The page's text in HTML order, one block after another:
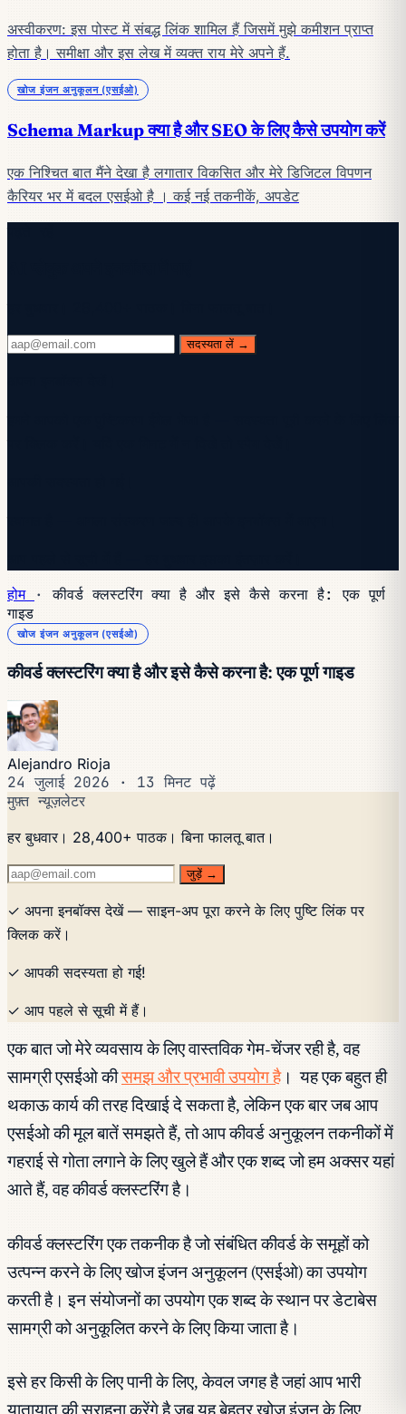
अस्वीकरण: इस पोस्ट में संबद्ध लिंक शामिल हैं जिसमें मुझे कमीशन प्राप्त
होता है। समीक्षा और इस लेख में व्यक्त राय मेरे अपने हैं.
खोज इंजन अनुकूलन (एसईओ)
Schema Markup क्या है और SEO के लिए कैसे उपयोग करें
एक निश्चित बात मैंने देखा है लगातार विकसित और मेरे डिजिटल विपणन
कैरियर भर में बदल एसईओ है । कई नई तकनीकें, अपडेट
सदस्यता लें →
होम ·
कीवर्ड क्लस्टरिंग क्या है और इसे कैसे करना है: एक पूर्ण
गाइड
खोज इंजन अनुकूलन (एसईओ)
कीवर्ड क्लस्टरिंग क्या है और इसे कैसे करना है: एक पूर्ण गाइड
Alejandro Rioja
24 जुलाई 2026 ·
13 मिनट पढ़ें
मुफ़्त न्यूज़लेटर
हर बुधवार। 28,400+ पाठक। बिना फालतू बात।
जुड़ें →
✓ अपना इनबॉक्स देखें — साइन-अप पूरा करने के लिए पुष्टि लिंक पर
क्लिक करें।
✓ आपकी सदस्यता हो गई!
✓ आप पहले से सूची में हैं।
एक बात जो मेरे व्यवसाय के लिए वास्तविक गेम-चेंजर रही है, वह
सामग्री एसईओ कीसमझ और प्रभावी उपयोग है। यह एक बहुत ही
थकाऊ कार्य की तरह दिखाई दे सकता है, लेकिन एक बार जब आप
एसईओ की मूल बातें समझते हैं, तो आप कीवर्ड अनुकूलन तकनीकों में
गहराई से गोता लगाने के लिए खुले हैं और एक शब्द जो हम अक्सर यहां
आते हैं, वह कीवर्ड क्लस्टरिंग है।
कीवर्ड क्लस्टरिंग एक तकनीक है जो संबंधित कीवर्ड के समूहों को
उत्पन्न करने के लिए खोज इंजन अनुकूलन (एसईओ) का उपयोग
करती है। इन संयोजनों का उपयोग एक शब्द के स्थान पर डेटाबेस
सामग्री को अनुकूलित करने के लिए किया जाता है।
इसे हर किसी के लिए पानी के लिए, केवल जगह है जहां आप भारी